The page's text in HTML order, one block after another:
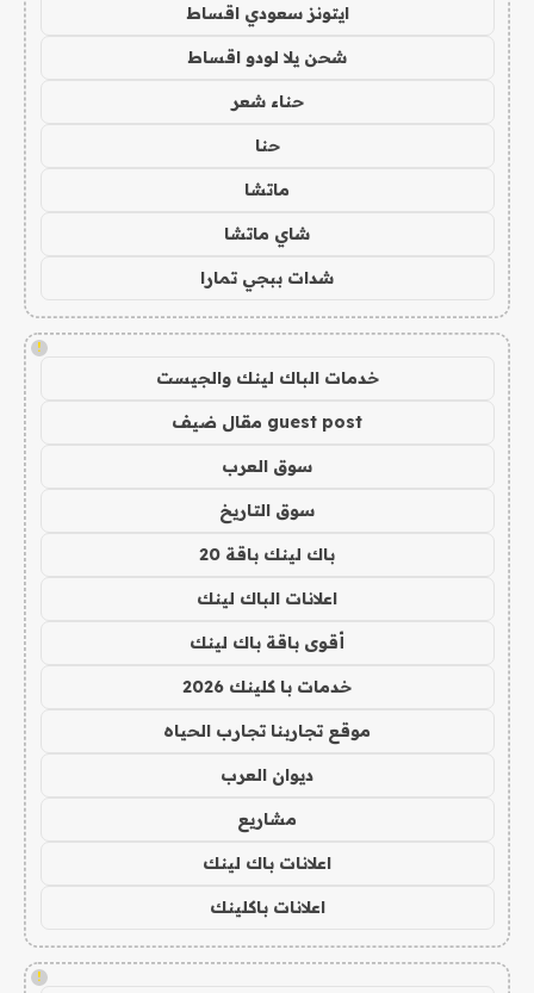
ايتونز سعودي اقساط
شحن يلا لودو اقساط
حناء شعر
حنا
ماتشا
شاي ماتشا
شدات ببجي تمارا
!
خدمات الباك لينك والجيست
guest post مقال ضيف
سوق العرب
سوق التاريخ
باك لينك باقة 20
اعلانات الباك لينك
أقوى باقة باك لينك
خدمات با كلينك 2026
موقع تجاربنا تجارب الحياه
ديوان العرب
مشاريع
اعلانات باك لينك
اعلانات باكلينك
!